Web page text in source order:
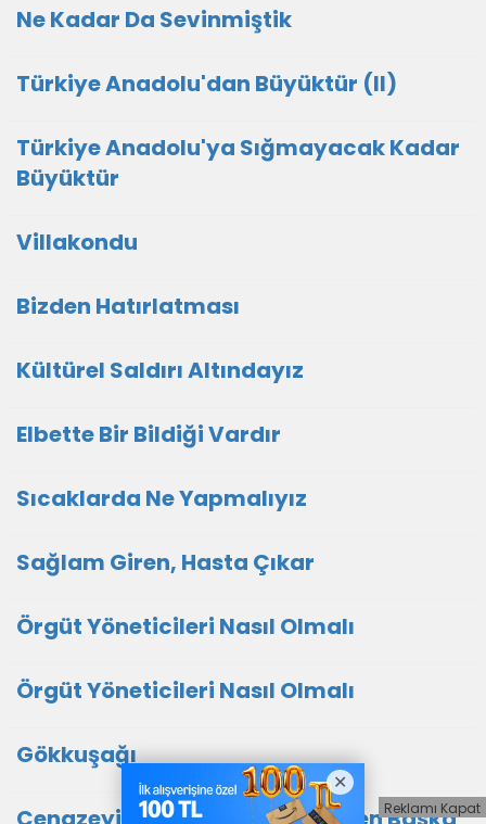
Ne Kadar Da Sevinmiştik
Türkiye Anadolu'dan Büyüktür (II)
Türkiye Anadolu'ya Sığmayacak Kadar
Büyüktür
Villakondu
Bizden Hatırlatması
Kültürel Saldırı Altındayız
Elbette Bir Bildiği Vardır
Sıcaklarda Ne Yapmalıyız
Sağlam Giren, Hasta Çıkar
Örgüt Yöneticileri Nasıl Olmalı
Örgüt Yöneticileri Nasıl Olmalı
Gökkuşağı
Reklamı Kapat